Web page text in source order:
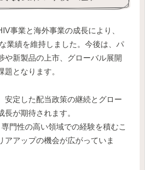
事業と海外事業の成長により、
業績を維持しました。今後は、パ
や新製品の上市、グローバル展開
題となります。
、安定した配当政策の継続とグロー
長が期待されます。
専門性の高い領域での経験を積むこ
アアップの機会が広がっていま